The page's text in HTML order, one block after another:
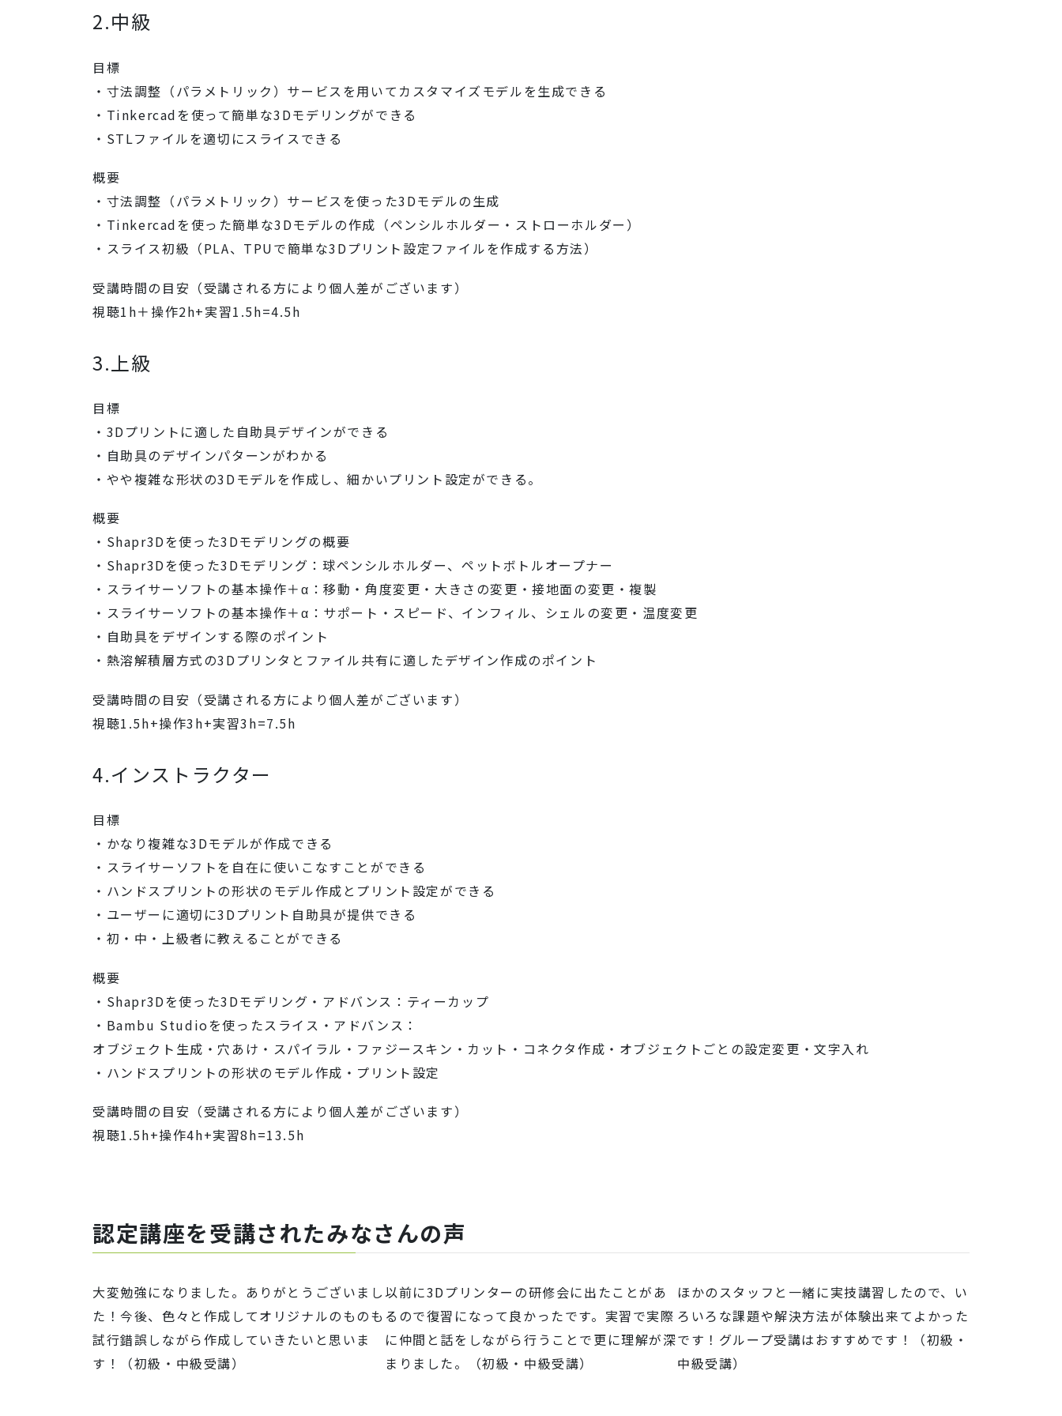
2.中級
目標
・寸法調整（パラメトリック）サービスを用いてカスタマイズモデルを生成できる
・Tinkercadを使って簡単な3Dモデリングができる
・STLファイルを適切にスライスできる
概要
・寸法調整（パラメトリック）サービスを使った3Dモデルの生成
・Tinkercadを使った簡単な3Dモデルの作成（ペンシルホルダー・ストローホルダー）
・スライス初級（PLA、TPUで簡単な3Dプリント設定ファイルを作成する方法）
受講時間の目安（受講される方により個人差がございます）
視聴1h＋操作2h+実習1.5h=4.5h
3.上級
目標
・3Dプリントに適した自助具デザインができる
・自助具のデザインパターンがわかる
・やや複雑な形状の3Dモデルを作成し、細かいプリント設定ができる。
概要
・Shapr3Dを使った3Dモデリングの概要
・Shapr3Dを使った3Dモデリング：球ペンシルホルダー、ペットボトルオープナー
・スライサーソフトの基本操作＋α：移動・角度変更・大きさの変更・接地面の変更・複製
・スライサーソフトの基本操作＋α：サポート・スピード、インフィル、シェルの変更・温度変更
・自助具をデザインする際のポイント
・熱溶解積層方式の3Dプリンタとファイル共有に適したデザイン作成のポイント
受講時間の目安（受講される方により個人差がございます）
視聴1.5h+操作3h+実習3h=7.5h
4.インストラクター
目標
・かなり複雑な3Dモデルが作成できる
・スライサーソフトを自在に使いこなすことができる
・ハンドスプリントの形状のモデル作成とプリント設定ができる
・ユーザーに適切に3Dプリント自助具が提供できる
・初・中・上級者に教えることができる
概要
・Shapr3Dを使った3Dモデリング・アドバンス：ティーカップ
・Bambu Studioを使ったスライス・アドバンス：
オブジェクト生成・穴あけ・スパイラル・ファジースキン・カット・コネクタ作成・オブジェクトごとの設定変更・文字入れ
・ハンドスプリントの形状のモデル作成・プリント設定
受講時間の目安（受講される方により個人差がございます）
視聴1.5h+操作4h+実習8h=13.5h
認定講座を受講されたみなさんの声
大変勉強になりました。ありがとうございまし
た！今後、色々と作成してオリジナルのものも
試行錯誤しながら作成していきたいと思いま
す！（初級・中級受講）
以前に3Dプリンターの研修会に出たことがあ
るので復習になって良かったです。実習で実際
に仲間と話をしながら行うことで更に理解が深
まりました。（初級・中級受講）
ほかのスタッフと一緒に実技講習したので、い
ろいろな課題や解決方法が体験出来てよかった
です！グループ受講はおすすめです！（初級・
中級受講）